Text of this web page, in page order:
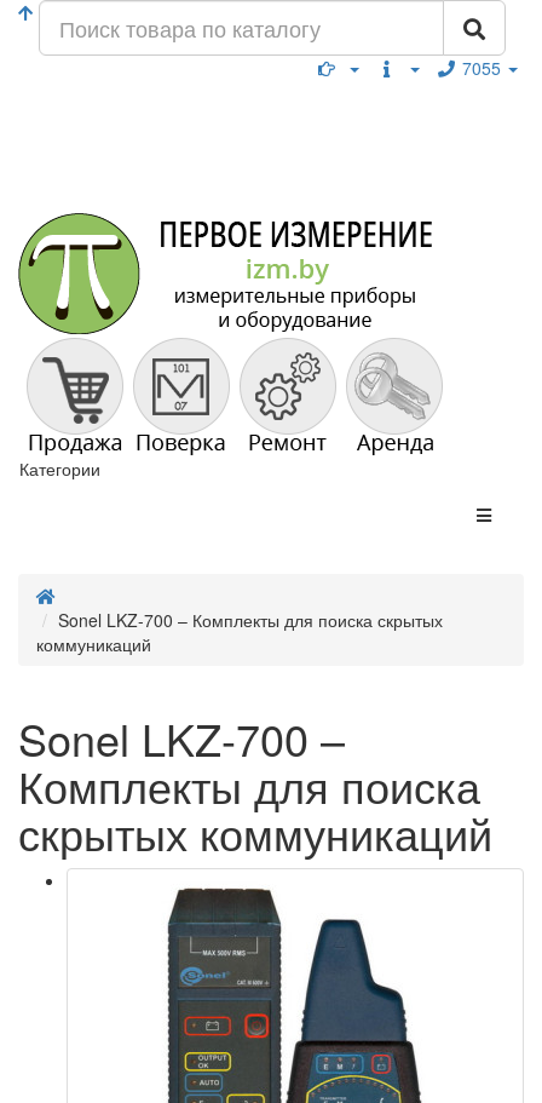
7055
Категории
Sonel LKZ-700 – Комплекты для поиска скрытых
коммуникаций
Sonel LKZ-700 –
Комплекты для поиска
скрытых коммуникаций